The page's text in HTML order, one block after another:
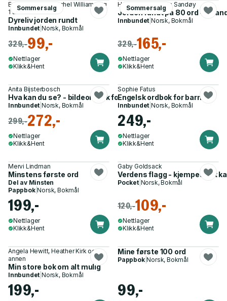
Sommersalg
Emily Hawkins, Rachel Williams og
1 annen
Dyreliv jorden rundt
Innbundet |Norsk, Bokmål
329,-99,-
Nettlager
Klikk&Hent
Sommersalg
Helene Uri, Victoria Sandøy
Jorden rundt på 80 ord - og
Innbundet |Norsk, Bokmål
329,-165,-
Nettlager
Klikk&Hent
Anita Bijsterbosch
Hva kan du se? - bildeordbok for de minste
Innbundet |Norsk, Bokmål
299,-272,-
Nettlager
Klikk&Hent
Sophie Fatus
Engelsk ordbok for barn
Innbundet |Norsk, Bokmål
249,-
Nettlager
Klikk&Hent
Mervi Lindman
Minstens første ord
Del av Minsten
Pappbok|Norsk, Bokmål
199,-
Nettlager
Klikk&Hent
Gaby Goldsack
Verdens flagg - kjempestort
Pocket| Norsk, Bokmål
120,-109,-
Nettlager
Klikk&Hent
Angela Hewitt, Heather Kirk og 1
annen
Min store bok om alt mulig
Innbundet |Norsk, Bokmål
199,-
Mine første 100 ord
Pappbok|Norsk, Bokmål
99,-